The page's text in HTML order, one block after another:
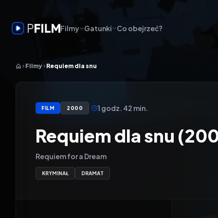
Filmy Gatunki Co obejrzeć?
Filmy Requiem dla snu
FILM 2000 1 godz. 42 min.
Requiem dla snu
Requiem for a Dream
KRYMINAŁ DRAMAT